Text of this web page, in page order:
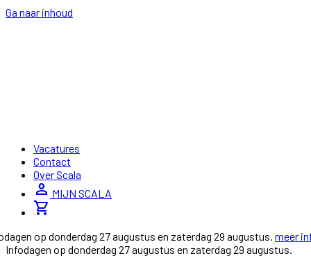
Ga naar inhoud
Vacatures
Contact
Over Scala
person MIJN SCALA
shopping_cart
op donderdag 27 augustus en zaterdag 29 augustus. meer
Infodagen op donderdag 27 augustus en zaterdag 29 augustus.